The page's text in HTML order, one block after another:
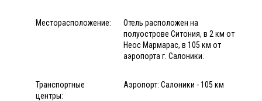
Месторасположение:
Отель расположен на
полуострове Ситония, в 2 км от
Неос Мармарас, в 105 км от
аэропорта г. Салоники.
Транспортные
центры:
Аэропорт: Салоники - 105 км